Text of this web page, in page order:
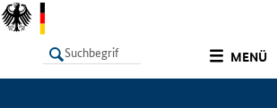
MENÜ